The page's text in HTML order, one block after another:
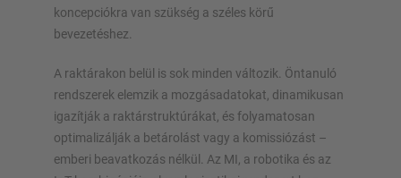
koncepciókra van szükség a széles körű
bevezetéshez.
A raktárakon belül is sok minden változik. Öntanuló
rendszerek elemzik a mozgásadatokat, dinamikusan
igazítják a raktárstruktúrákat, és folyamatosan
optimalizálják a betárolást vagy a komissiózást –
emberi beavatkozás nélkül. Az MI, a robotika és az